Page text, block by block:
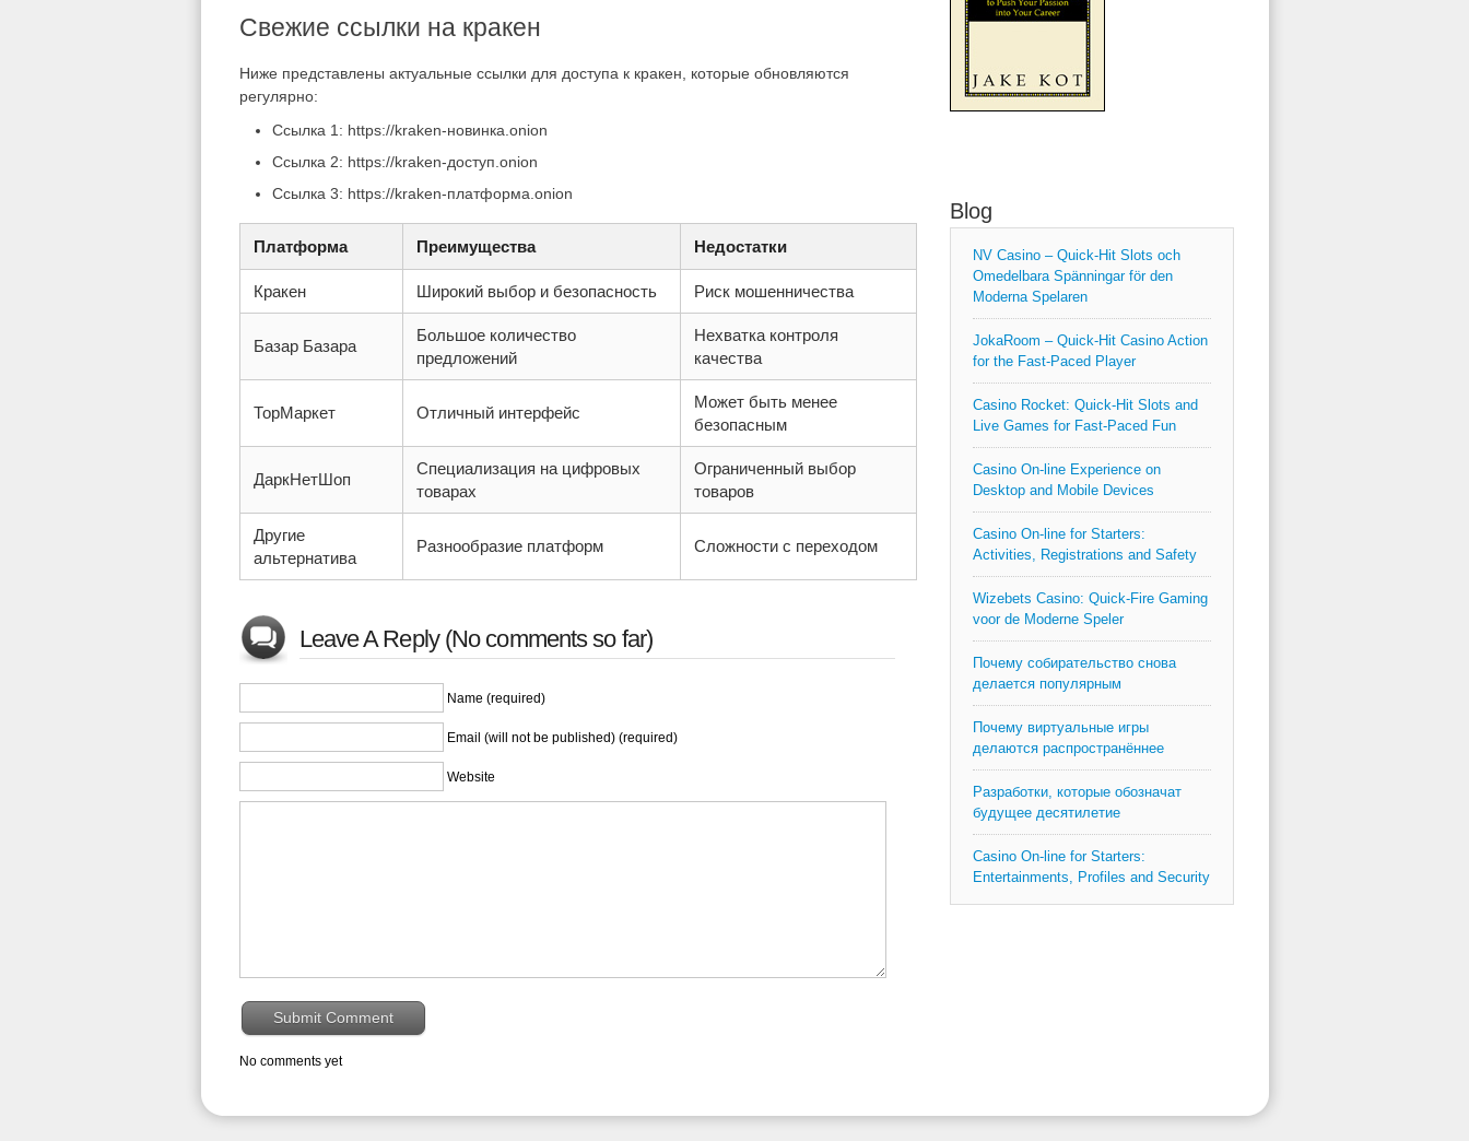
Свежие ссылки на кракен
Ниже представлены актуальные ссылки для доступа к кракен, которые обновляются
регулярно:
Ссылка 1: https://kraken-новинка.onion
Ссылка 2: https://kraken-доступ.onion
Ссылка 3: https://kraken-платформа.onion
Платформа Преимущества Недостатки
Кракен Широкий выбор и безопасность Риск мошенничества
Базар Базара
Большое количество
предложений
Нехватка контроля
качества
ТорМаркет Отличный интерфейс
Может быть менее
безопасным
ДаркНетШоп
Специализация на цифровых
товарах
Ограниченный выбор
товаров
Другие
альтернатива
Разнообразие платформ Сложности с переходом
Leave A Reply (No comments so far)
Name (required)
Email (will not be published) (required)
Website
No comments yet
Blog
NV Casino – Quick‑Hit Slots och
Omedelbara Spänningar för den
Moderna Spelaren
JokaRoom – Quick‑Hit Casino Action
for the Fast‑Paced Player
Casino Rocket: Quick‑Hit Slots and
Live Games for Fast‑Paced Fun
Casino On-line Experience on
Desktop and Mobile Devices
Casino On-line for Starters:
Activities, Registrations and Safety
Wizebets Casino: Quick‑Fire Gaming
voor de Moderne Speler
Почему собирательство снова
делается популярным
Почему виртуальные игры
делаются распространённее
Разработки, которые обозначат
будущее десятилетие
Casino On-line for Starters:
Entertainments, Profiles and Security